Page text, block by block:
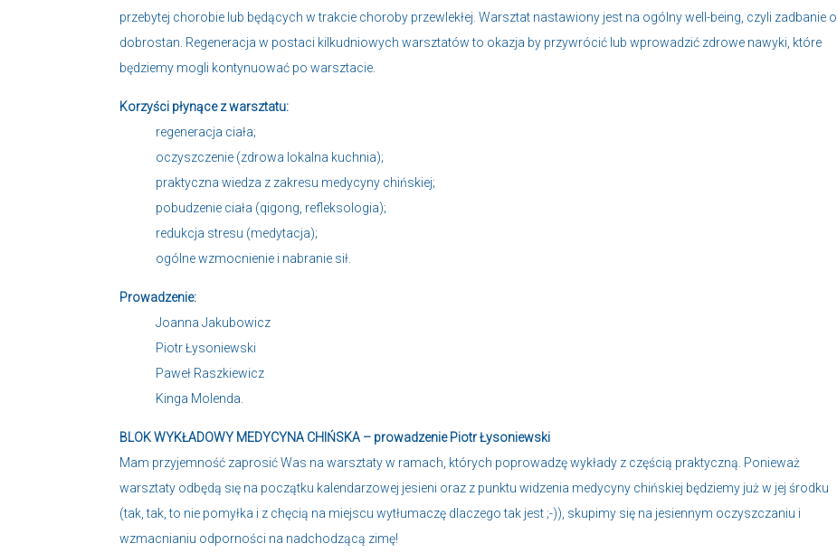
przebytej chorobie lub będących w trakcie choroby przewlekłej. Warsztat nastawiony jest na ogólny well-being, czyli zadbanie o
dobrostan. Regeneracja w postaci kilkudniowych warsztatów to okazja by przywrócić lub wprowadzić zdrowe nawyki, które
będziemy mogli kontynuować po warsztacie.
Korzyści płynące z warsztatu:
regeneracja ciała;
oczyszczenie (zdrowa lokalna kuchnia);
praktyczna wiedza z zakresu medycyny chińskiej;
pobudzenie ciała (qigong, refleksologia);
redukcja stresu (medytacja);
ogólne wzmocnienie i nabranie sił.
Prowadzenie:
Joanna Jakubowicz
Piotr Łysoniewski
Paweł Raszkiewicz
Kinga Molenda.
BLOK WYKŁADOWY MEDYCYNA CHIŃSKA – prowadzenie Piotr Łysoniewski
Mam przyjemność zaprosić Was na warsztaty w ramach, których poprowadzę wykłady z częścią praktyczną. Ponieważ
warsztaty odbędą się na początku kalendarzowej jesieni oraz z punktu widzenia medycyny chińskiej będziemy już w jej środku
(tak, tak, to nie pomyłka i z chęcią na miejscu wytłumaczę dlaczego tak jest ;-)), skupimy się na jesiennym oczyszczaniu i
wzmacnianiu odporności na nadchodzącą zimę!